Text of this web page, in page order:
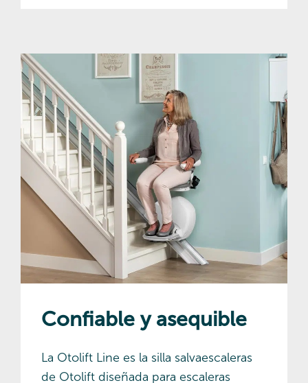
Confiable y asequible
La Otolift Line es la silla salvaescaleras
de Otolift diseñada para escaleras